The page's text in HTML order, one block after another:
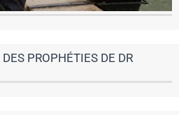
PROPHÉTIES DE DR